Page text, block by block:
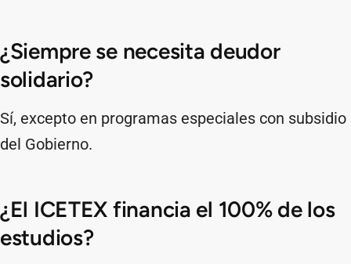
¿Siempre se necesita deudor
solidario?
Sí, excepto en programas especiales con subsidio
del Gobierno.
¿El ICETEX financia el 100% de los
estudios?